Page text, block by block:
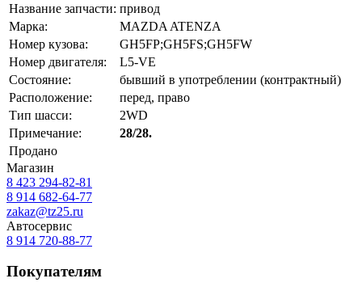
Название запчасти: привод
Марка:
MAZDA ATENZA
Номер кузова:
GH5FP;GH5FS;GH5FW
Номер двигателя:
L5-VE
Состояние:
бывший в употреблении (контрактный)
Расположение:
перед, право
Тип шасси:
2WD
Примечание:
28/28.
Продано
Магазин
8 423 294-82-81
8 914 682-64-77
zakaz@tz25.ru
Автосервис
8 914 720-88-77
Покупателям